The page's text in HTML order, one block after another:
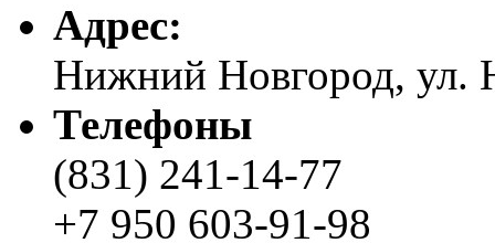
Адреc:
Нижний Новгород, ул.
Телефоны
(831) 241-14-77
+7 950 603-91-98